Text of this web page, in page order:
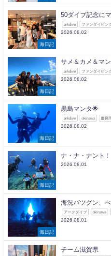
海日記
50ダイブ記念に
arkdive ファンダイビン
2026.08.02
海日記
サメ＆カメ＆マ
arkdive ファンダイビン
2026.08.02
海日記
黒島マンタ🌟
arkdive okinawa 慶良
2026.08.02
海日記
ナ・ナ・ナント！
2026.08.01
海日記
海況バツグン、
アークダイブ okinawa
2026.08.01
チーム滋賀県